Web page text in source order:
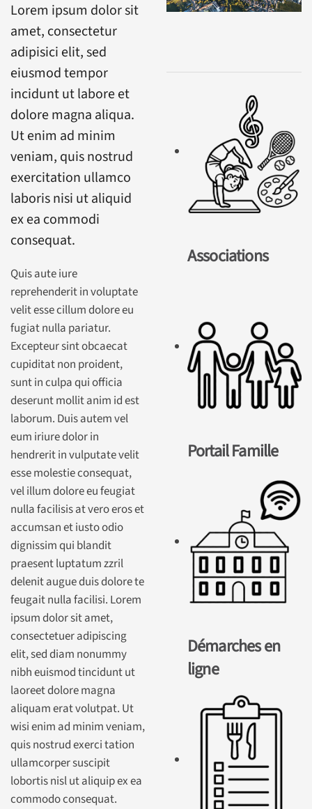
Lorem ipsum dolor sit
amet, consectetur
adipisici elit, sed
eiusmod tempor
incidunt ut labore et
dolore magna aliqua.
Ut enim ad minim
veniam, quis nostrud
exercitation ullamco
laboris nisi ut aliquid
ex ea commodi
consequat.
Quis aute iure
reprehenderit in voluptate
velit esse cillum dolore eu
fugiat nulla pariatur.
Excepteur sint obcaecat
cupiditat non proident,
sunt in culpa qui officia
deserunt mollit anim id est
laborum. Duis autem vel
eum iriure dolor in
hendrerit in vulputate velit
esse molestie consequat,
vel illum dolore eu feugiat
nulla facilisis at vero eros et
accumsan et iusto odio
dignissim qui blandit
praesent luptatum zzril
delenit augue duis dolore te
feugait nulla facilisi. Lorem
ipsum dolor sit amet,
consectetuer adipiscing
elit, sed diam nonummy
nibh euismod tincidunt ut
laoreet dolore magna
aliquam erat volutpat. Ut
wisi enim ad minim veniam,
quis nostrud exerci tation
ullamcorper suscipit
lobortis nisl ut aliquip ex ea
commodo consequat.
Associations
Portail Famille
Démarches en
ligne